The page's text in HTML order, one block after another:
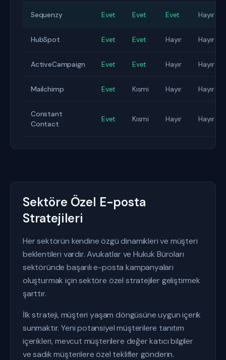
Sequenzy Evet Evet Evet Hayır
HubSpot Evet Evet Hayır Hayır
ActiveCampaign Evet Evet Hayır Hayır
Mailchimp Evet Kısmi Hayır Hayır
Constant
Contact
Evet Kısmi Hayır Hayır
Sektöre Özel E-posta
Stratejileri
Her sektörün kendine özgü dinamikleri ve müşteri
beklentileri vardır. Avukatlar ve Hukuk Büroları
sektöründe başarılı e-posta kampanyaları
oluşturmak için sektöre özel stratejiler geliştirmek
şarttır.
İlk strateji, müşteri yaşam döngüsüne uygun içerik
sunmaktır. Yeni potansiyel müşterilere tanıtım
içerikleri, mevcut müşterilere değer katıcı bilgiler
ve sadık müşterilere özel teklifler gönderin.